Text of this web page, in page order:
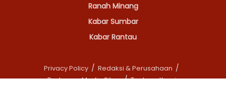
Ranah Minang
Kabar Sumbar
Kabar Rantau
Privacy Policy
Redaksi & Perusahaan
Pedoman Media Siber
Tentang Kami